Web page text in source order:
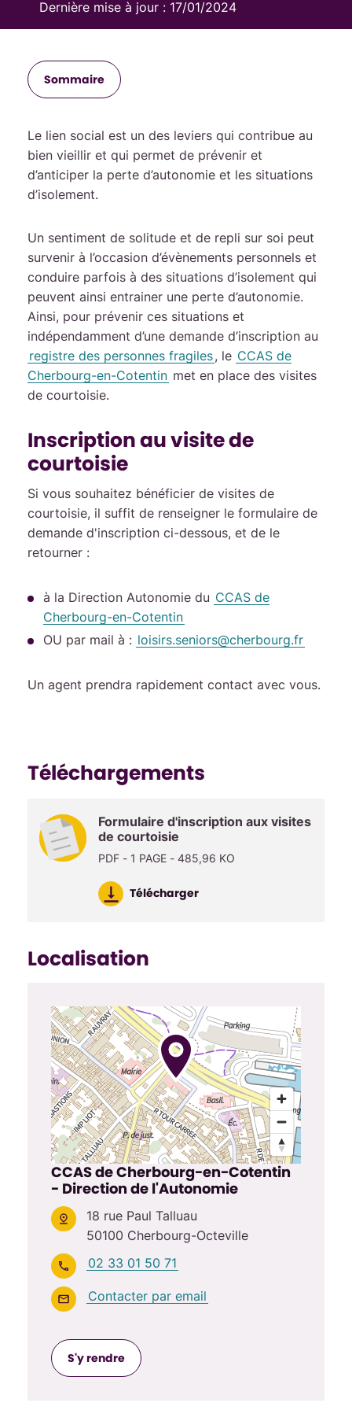
Dernière mise à jour : 17/01/2024
Sommaire
Le lien social est un des leviers qui contribue au
bien vieillir et qui permet de prévenir et
d’anticiper la perte d’autonomie et les situations
d’isolement.
Un sentiment de solitude et de repli sur soi peut
survenir à l’occasion d’évènements personnels et
conduire parfois à des situations d’isolement qui
peuvent ainsi entrainer une perte d’autonomie.
Ainsi, pour prévenir ces situations et
indépendamment d’une demande d’inscription au
registre des personnes fragiles, le CCAS de
Cherbourg-en-Cotentin met en place des visites
de courtoisie.
Inscription au visite de
courtoisie
Si vous souhaitez bénéficier de visites de
courtoisie, il suffit de renseigner le formulaire de
demande d'inscription ci-dessous, et de le
retourner :
à la Direction Autonomie du CCAS de
Cherbourg-en-Cotentin
OU par mail à : loisirs.seniors@cherbourg.fr
Un agent prendra rapidement contact avec vous.
Téléchargements
Formulaire d'inscription aux visites
de courtoisie
PDF - 1 PAGE - 485,96 KO
Télécharger
Localisation
CCAS de Cherbourg-en-Cotentin
- Direction de l'Autonomie
18 rue Paul Talluau
50100 Cherbourg-Octeville
02 33 01 50 71
Contacter par email
S'y rendre